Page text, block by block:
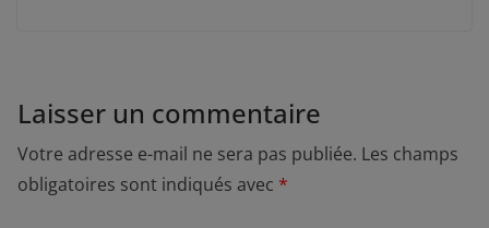
Laisser un commentaire
Votre adresse e-mail ne sera pas publiée. Les champs
obligatoires sont indiqués avec *